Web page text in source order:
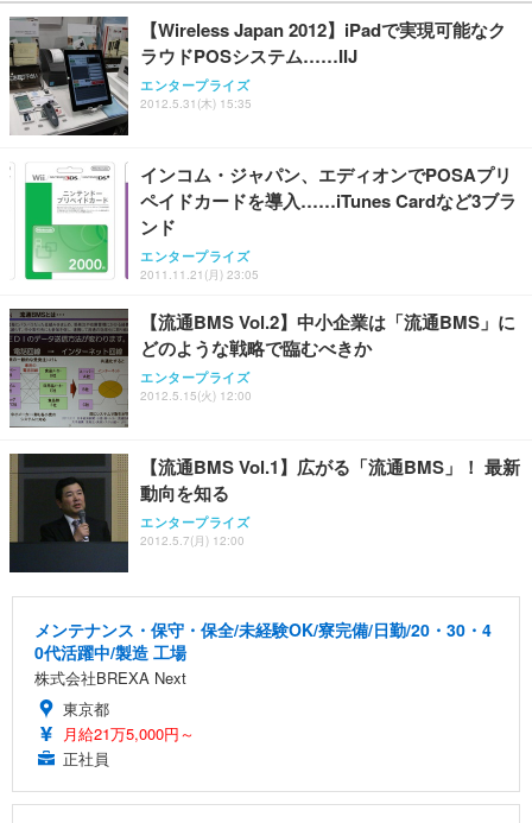
Sezlife オフィスチェア デスクチェア 疲れない テレ
ワーク チェア 強化バックレスト 30度ロッキング機
能 人間工学 椅子 腰サポート 90度跳ね上げ式アーム
レスト 3Dヘッドレスト ハンガー付き 高反発クッシ
Sezlife オフィスチェア デスクチェア 疲れない テレ
ワーク チェア 強化バックレスト 30度ロッキング機
能 人間工学 椅子 腰サポート 90度跳ね上げ式アーム
レスト 3Dヘッドレスト ハンガー付き 高反発クッシ
ョン PCチェア 通気性メッシュ ゲーミング/勉強/事
務用 おしゃれ パソコンチェア (ホワイト)
￥7,680
ANDWINT オフィスチェア デスクチェア 肘なし メ
ッシュ 通気性 ランバーサポート付き 腰サポート ガ
ス圧無段階昇降 360度回転 キャスター付き コンパク
ト 幅52×奥行58.5×高さ84～96cm テレワーク 在宅
勤務 ブラック
￥4,139
【純正品】27"ゲーミングモニター DualSense 充電
フック付き（CFI-ZDM1J）
￥49,979
【整備済み品】Dell E2724HS 27インチ 液晶モニタ
ー フルHD（1920×1080）VA 非光沢 HDMI/DisplayP
ort/VGA スピーカー内蔵 高さ調整 スイベル VESA対
応 ComfortView ビジネス向け
￥15,800
【MiniLED/24.5inch/280Hz/FHD】GRAPHT THE S
HOOTER Gaming Monitor 24” Essential ゲーミン
グモニター QD 24.5インチ 1ms FHD 量子ドット 残
像低減 (3年保証 | 輝点保証 | 日本メーカー)
￥34,980
ネオ・ルーライフ ネオ・オムツ L 中型犬用 26枚入
り 単品
￥1,800
Smart Basic(スマートベーシック) 【Amazon.co.jp
限定】 Smart Basic アイリスオーヤマ ペットシーツ
超厚型 お徳用 ワイド 100枚入 (x 1) (ケース販売)
￥3,670
アイリスオーヤマ ペットシーツ 超厚型 お徳用 レギ
ュラー 200枚入【Amazon.co.jp限定】
￥3,731
【Wireless Japan 2012】iPadで実現可能なク
ラウドPOSシステム……IIJ
エンタープライズ
2012.5.31(木) 15:35
インコム・ジャパン、エディオンでPOSAプリ
ペイドカードを導入……iTunes Cardなど3ブラ
ンド
エンタープライズ
2011.11.21(月) 23:05
【流通BMS Vol.2】中小企業は「流通BMS」に
どのような戦略で臨むべきか
エンタープライズ
2012.5.15(火) 12:00
【流通BMS Vol.1】広がる「流通BMS」！ 最新
動向を知る
エンタープライズ
2012.5.7(月) 12:00
メンテナンス・保守・保全/未経験OK/寮完備/日勤/20・30・4
0代活躍中/製造 工場
株式会社BREXA Next
東京都
月給21万5,000円～
正社員